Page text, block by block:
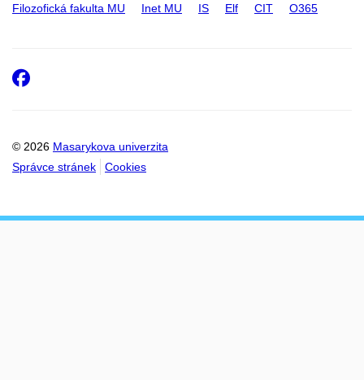
Filozofická fakulta MU Inet MU IS Elf CIT O365
© 2026 Masarykova univerzita
Správce stránek
Cookies
Facebook